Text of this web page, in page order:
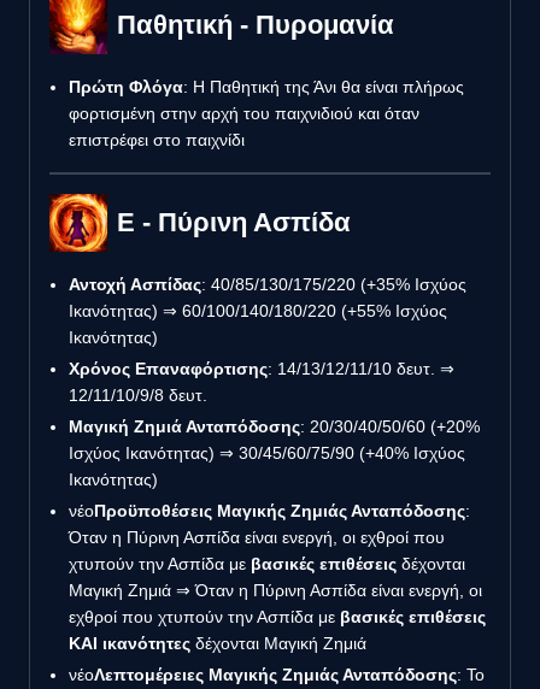
Παθητική - Πυρομανία
Πρώτη Φλόγα: Η Παθητική της Άνι θα είναι πλήρως
φορτισμένη στην αρχή του παιχνιδιού και όταν
επιστρέφει στο παιχνίδι
E - Πύρινη Ασπίδα
Αντοχή Ασπίδας: 40/85/130/175/220 (+35% Ισχύος
Ικανότητας) ⇒ 60/100/140/180/220 (+55% Ισχύος
Ικανότητας)
Χρόνος Επαναφόρτισης: 14/13/12/11/10 δευτ. ⇒
12/11/10/9/8 δευτ.
Μαγική Ζημιά Ανταπόδοσης: 20/30/40/50/60 (+20%
Ισχύος Ικανότητας) ⇒ 30/45/60/75/90 (+40% Ισχύος
Ικανότητας)
νέοΠροϋποθέσεις Μαγικής Ζημιάς Ανταπόδοσης:
Όταν η Πύρινη Ασπίδα είναι ενεργή, οι εχθροί που
χτυπούν την Ασπίδα με βασικές επιθέσεις δέχονται
Μαγική Ζημιά ⇒ Όταν η Πύρινη Ασπίδα είναι ενεργή, οι
εχθροί που χτυπούν την Ασπίδα με βασικές επιθέσεις
ΚΑΙ ικανότητες δέχονται Μαγική Ζημιά
νέοΛεπτομέρειες Μαγικής Ζημιάς Ανταπόδοσης: Το